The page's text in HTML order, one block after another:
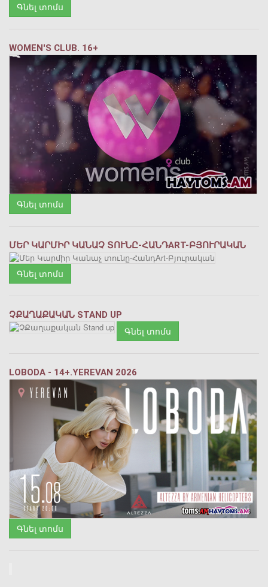
Գնել տոմս
WOMEN'S CLUB. 16+
Գնել տոմս
ՄԵՐ ԿԱՐՄԻՐ ԿԱՆԱՉ ՏՈՒՆԸ-ՀԱՆԴART-ԲՅՈՒՐԱԿԱՆ
Գնել տոմս
ՉՔԱՂԱՔԱԿԱՆ STAND UP
Գնել տոմս
LOBODA - 14+.YEREVAN 2026
Գնել տոմս